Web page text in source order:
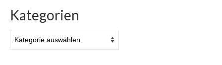
Kategorien